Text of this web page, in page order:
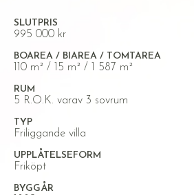
SLUTPRIS
995 000 kr
BOAREA / BIAREA / TOMTAREA
110 m² / 15 m² / 1 587 m²
RUM
5 R.O.K. varav 3 sovrum
TYP
Friliggande villa
UPPLÅTELSEFORM
Friköpt
BYGGÅR